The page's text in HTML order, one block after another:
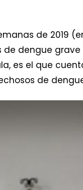
de 2019
de dengue
es el que
de